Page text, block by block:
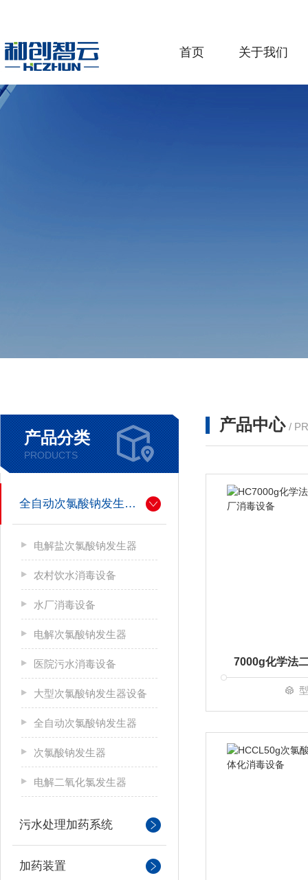
首页 关于我们
产品分类
PRODUCTS
全自动次氯酸钠发生器厂家
电解盐次氯酸钠发生器
农村饮水消毒设备
水厂消毒设备
电解次氯酸钠发生器
医院污水消毒设备
大型次氯酸钠发生器设备
全自动次氯酸钠发生器
次氯酸钠发生器
电解二氧化氯发生器
污水处理加药系统
加药装置
产品中心 /